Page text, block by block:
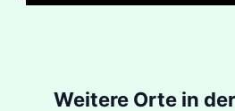
Weitere Orte in